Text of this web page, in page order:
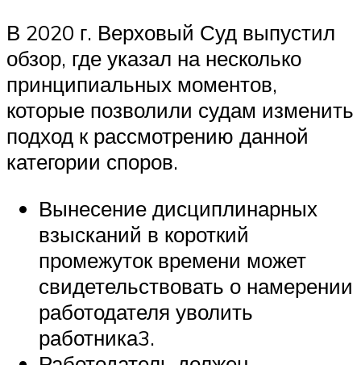
В 2020 г. Верховый Суд выпустил
обзор, где указал на несколько
принципиальных моментов,
которые позволили судам изменить
подход к рассмотрению данной
категории споров.
Вынесение дисциплинарных
взысканий в короткий
промежуток времени может
свидетельствовать о намерении
работодателя уволить
работника3.